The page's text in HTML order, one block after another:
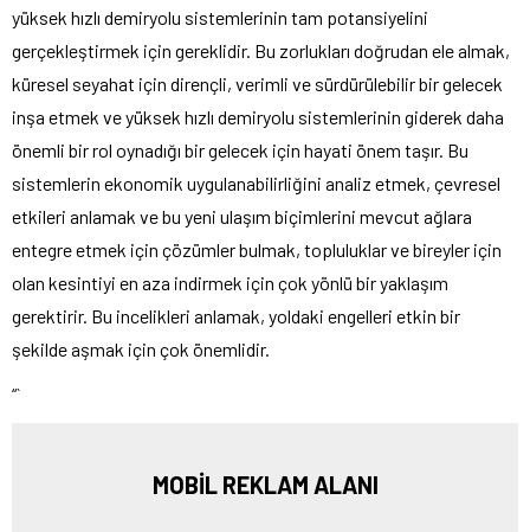
yüksek hızlı demiryolu sistemlerinin tam potansiyelini
gerçekleştirmek için gereklidir. Bu zorlukları doğrudan ele almak,
küresel seyahat için dirençli, verimli ve sürdürülebilir bir gelecek
inşa etmek ve yüksek hızlı demiryolu sistemlerinin giderek daha
önemli bir rol oynadığı bir gelecek için hayati önem taşır. Bu
sistemlerin ekonomik uygulanabilirliğini analiz etmek, çevresel
etkileri anlamak ve bu yeni ulaşım biçimlerini mevcut ağlara
entegre etmek için çözümler bulmak, topluluklar ve bireyler için
olan kesintiyi en aza indirmek için çok yönlü bir yaklaşım
gerektirir. Bu incelikleri anlamak, yoldaki engelleri etkin bir
şekilde aşmak için çok önemlidir.
“`
MOBİL REKLAM ALANI